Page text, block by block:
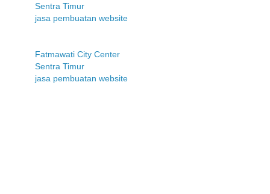
Sentra Timur
jasa pembuatan website
Fatmawati City Center
Sentra Timur
jasa pembuatan website